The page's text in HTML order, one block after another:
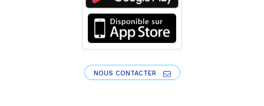
NOUS CONTACTER